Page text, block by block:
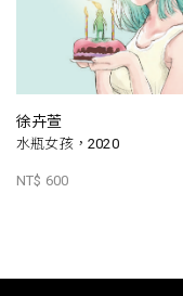
徐卉萱
水瓶女孩，2020
NT$ 600